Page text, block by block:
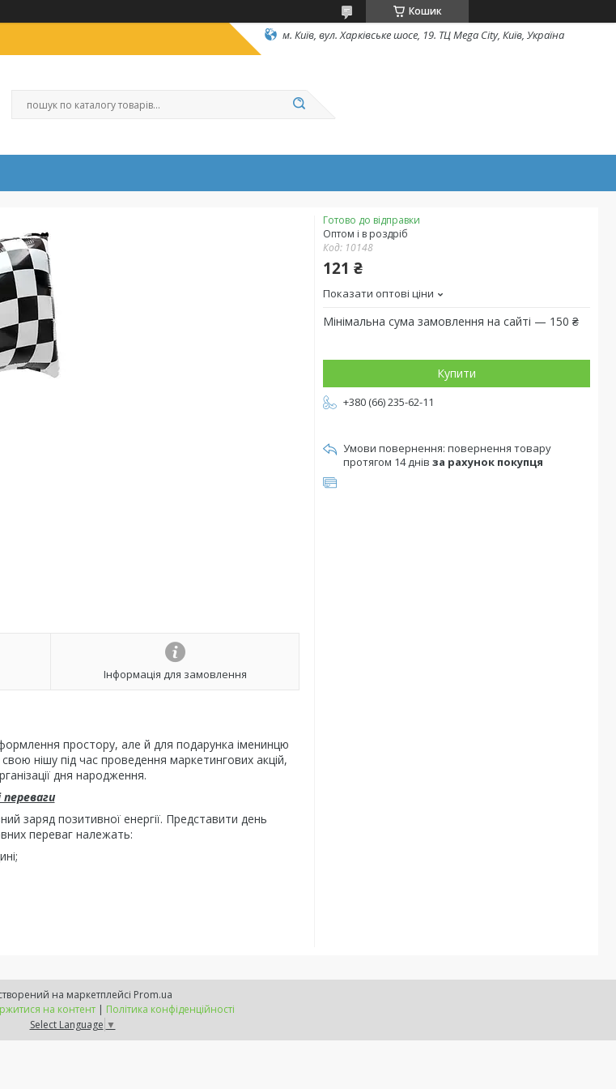
Кошик
м. Київ, вул. Харківське шосе, 19. ТЦ Mega City, Київ, Україна
Інформація для замовлення
простору, але й для подарунка іменинцю
нішу під час проведення маркетингових акцій,
дня народження.
заряд позитивної енергії. Представити день
переваг належать:
Готово до відправки
Оптом і в роздріб
Код: 10148
121 ₴
Показати оптові ціни
Мінімальна сума замовлення на сайті — 150 ₴
Купити
+380 (66) 235-62-11
повернення товару
протягом 14 днів за рахунок покупця
на маркетплейсі Prom.ua
на контент | Політика конфіденційності
Select Language ▼